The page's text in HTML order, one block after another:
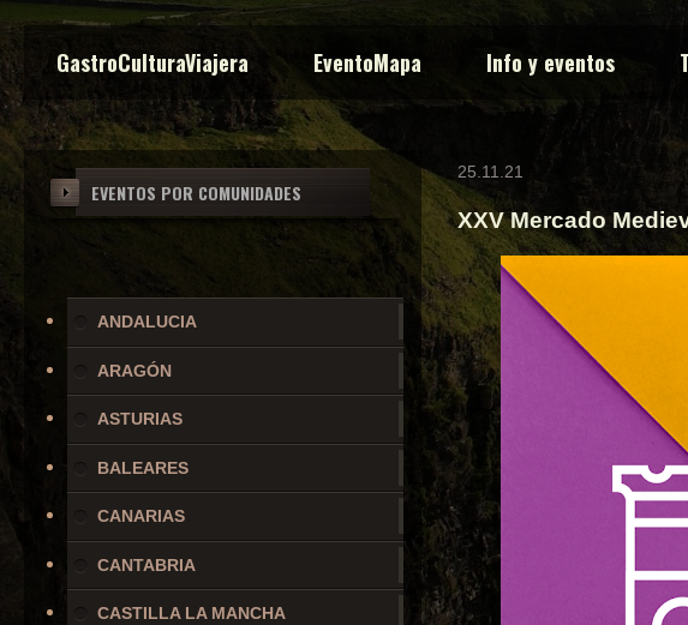
GastroCulturaViajera EventoMapa Info y eventos
25.11.21
XXV Mercado
EVENTOS POR COMUNIDADES
ANDALUCIA
ARAGÓN
ASTURIAS
BALEARES
CANARIAS
CANTABRIA
CASTILLA LA MANCHA